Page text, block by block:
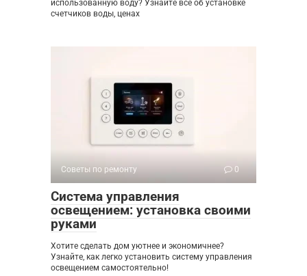
использованную воду? Узнайте все об установке
счетчиков воды, ценах
Советы по ремонту 0
Система управления
освещением: установка своими
руками
Хотите сделать дом уютнее и экономичнее?
Узнайте, как легко установить систему управления
освещением самостоятельно!